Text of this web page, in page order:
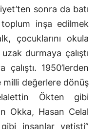
Siirt
Sinop
Tekirdağ
Tokat
sonra da batı
inşa edilmek
çocuklarını okula
durmaya çalıştı
1950’lerden
değerlere dönüş
Ökten gibi
Okka, Hasan Celal
insanlar yetişti”